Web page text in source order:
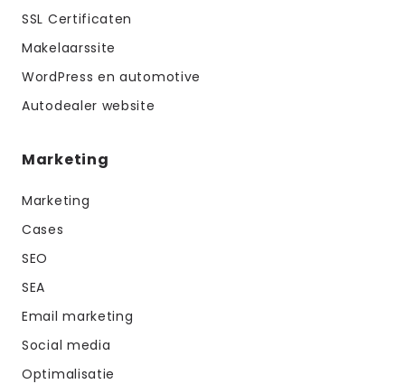
SSL Certificaten
Makelaarssite
WordPress en automotive
Autodealer website
Marketing
Marketing
Cases
SEO
SEA
Email marketing
Social media
Optimalisatie